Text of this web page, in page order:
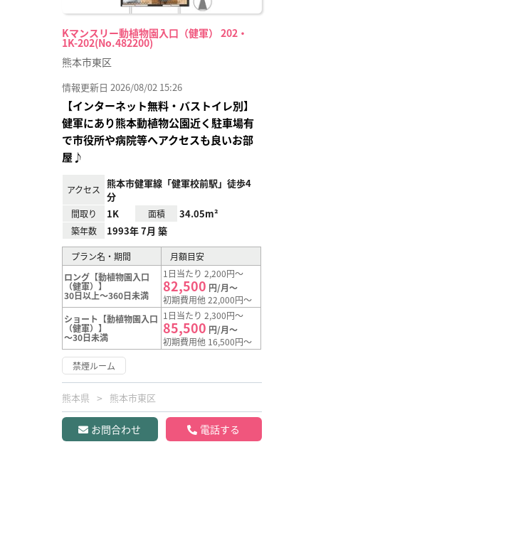
Kマンスリー動植物園入口（健軍） 202・
1K-202(No.482200)
熊本市東区
情報更新日 2026/08/02 15:26
【インターネット無料・バストイレ別】
健軍にあり熊本動植物公園近く駐車場有
で市役所や病院等へアクセスも良いお部
屋♪
アクセス
熊本市健軍線「健軍校前駅」徒歩4
分
間取り 1K 面積 34.05m²
築年数 1993年 7月 築
プラン名・期間
月額目安
ロング【動植物園入口
（健軍）】
30日以上～360日未満
1日当たり 2,200円～
82,500 円/月～
初期費用他 22,000円～
ショート【動植物園入口
（健軍）】
～30日未満
1日当たり 2,300円～
85,500 円/月～
初期費用他 16,500円～
禁煙ルーム
熊本県 熊本市東区
お問合わせ 電話する